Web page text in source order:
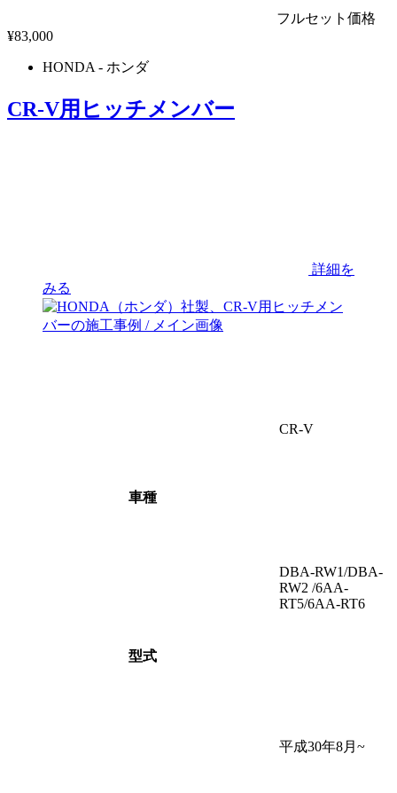
フルセット価格
¥83,000
HONDA - ホンダ
CR-V用ヒッチメンバー
詳細を
みる
車種
CR-V
型式
DBA-RW1/DBA-
RW2 /6AA-
RT5/6AA-RT6
平成30年8月~